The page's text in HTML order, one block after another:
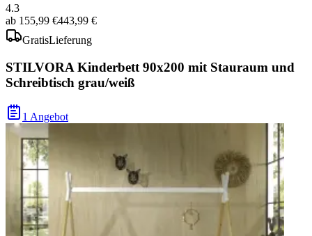
4.3
ab 155,99 €443,99 €
GratisLieferung
STILVORA Kinderbett 90x200 mit Stauraum und
Schreibtisch grau/weiß
1 Angebot